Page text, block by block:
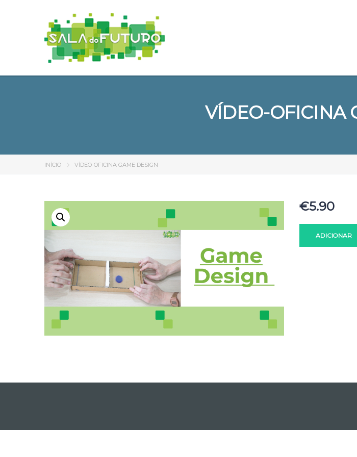
VÍDEO-OFICINA
INÍCIO VÍDEO-OFICINA GAME DESIGN
€5.90
ADICIONAR